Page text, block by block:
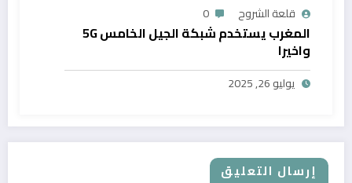
قلعة الشروح 0
المغرب يستخدم شبكة الجيل الخامس 5G
واخيرا
يوليو 26, 2025
إرسال التعليق